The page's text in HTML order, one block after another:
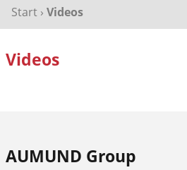
Start › Videos
Videos
AUMUND Group